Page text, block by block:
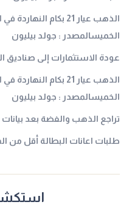
الذهب عيار 21 بكام
الخميسالمصدر : جولد بيليون
عودة الاستثمارات إلى
الذهب عيار 21 بكام
الخميسالمصدر : جولد بيليون
تراجع الذهب والفضة بعد
طلبات اعانات البطالة أقل من